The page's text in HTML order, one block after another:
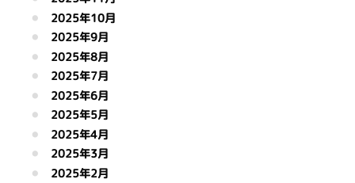
2025年10月
2025年9月
2025年8月
2025年7月
2025年6月
2025年5月
2025年4月
2025年3月
2025年2月